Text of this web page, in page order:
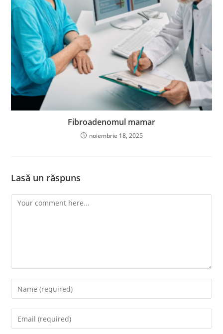
Fibroadenomul mamar
noiembrie 18, 2025
Lasă un răspuns
Comment
Enter
your
name
Enter
your